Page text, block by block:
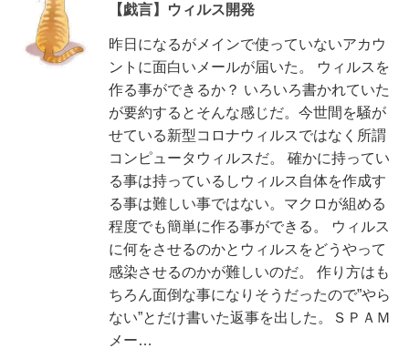
【戯言】ウィルス開発
昨日になるがメインで使っていないアカウ
ントに面白いメールが届いた。 ウィルスを
作る事ができるか？ いろいろ書かれていた
が要約するとそんな感じだ。今世間を騒が
せている新型コロナウィルスではなく所謂
コンピュータウィルスだ。 確かに持ってい
る事は持っているしウィルス自体を作成す
る事は難しい事ではない。マクロが組める
程度でも簡単に作る事ができる。 ウィルス
に何をさせるのかとウィルスをどうやって
感染させるのかが難しいのだ。 作り方はも
ちろん面倒な事になりそうだったので”やら
ない”とだけ書いた返事を出した。ＳＰＡＭ
メー…